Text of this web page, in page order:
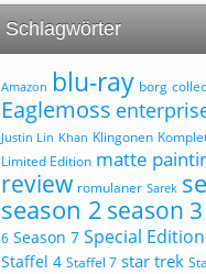
Schlagwörter
Amazon blu-ray borg
Eaglemoss
Justin Lin Khan Klingonen
Limited Edition matte
review romulaner Sarek
season 2 season 3
6 Season 7 Special Edition
Staffel 4 Staffel 7 star trek